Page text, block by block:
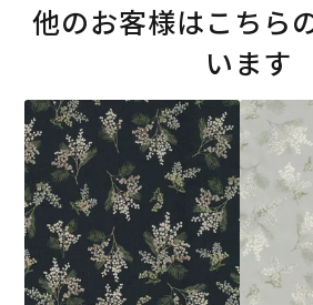
他のお客様はこちら
います